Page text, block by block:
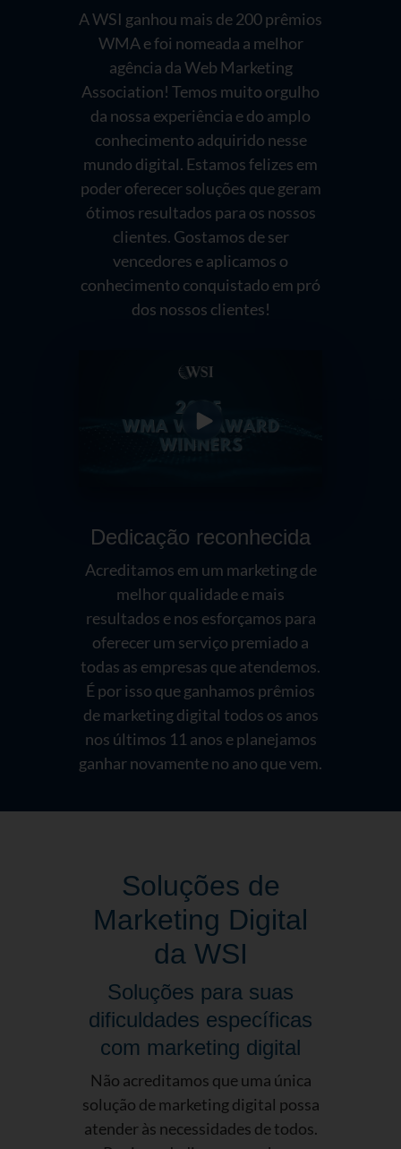
A WSI ganhou mais de 200 prêmios
WMA e foi nomeada a melhor
agência da Web Marketing
Association! Temos muito orgulho
da nossa experiência e do amplo
conhecimento adquirido nesse
mundo digital. Estamos felizes em
poder oferecer soluções que geram
ótimos resultados para os nossos
clientes. Gostamos de ser
vencedores e aplicamos o
conhecimento conquistado em pró
dos nossos clientes!
Dedicação reconhecida
Acreditamos em um marketing de
melhor qualidade e mais
resultados e nos esforçamos para
oferecer um serviço premiado a
todas as empresas que atendemos.
É por isso que ganhamos prêmios
de marketing digital todos os anos
nos últimos 11 anos e planejamos
ganhar novamente no ano que vem.
Soluções de
Marketing Digital
da WSI
Soluções para suas
dificuldades específicas
com marketing digital
Não acreditamos que uma única
solução de marketing digital possa
atender às necessidades de todos.